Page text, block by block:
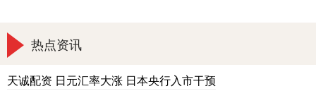
热点资讯
天诚配资 日元汇率大涨 日本央行入市干预